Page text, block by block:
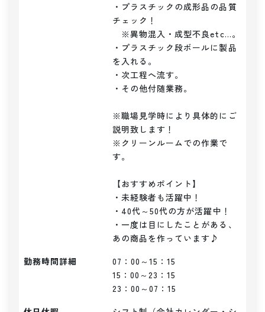
・プラスチックの成形品の品質
チェック！
※異物混入・成型不良etc…。
・プラスチック段ボールに製品
を入れる。
・次工程へ流す。
・その他付随業務。
※職場見学時により具体的にご
説明致します！
※クリーンルームでの作業で
す。
【おすすめポイント】
・未経験者も活躍中！
・40代～50代の方が活躍中！
・一度は目にしたことがある、
あの商品を作っています♪
勤務時間詳細
07：00～15：15
15：00～23：15
23：00～07：15